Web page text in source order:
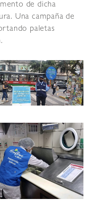
de dicha
Una campaña de
paletas